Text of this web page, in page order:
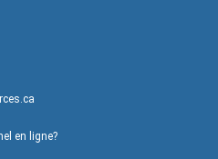
en ligne?